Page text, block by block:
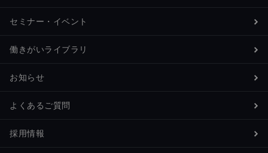
セミナー・イベント
働きがいライブラリ
お知らせ
よくあるご質問
採用情報